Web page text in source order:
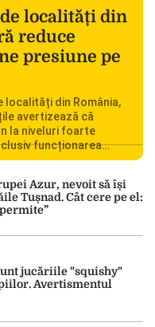
localități din
reduce
presiune pe
localități din România,
avertizează că
la niveluri foarte
funcționarea
România se confruntă
din punct de vedere
Azur, nevoit să își
Tușnad. Cât cere pe el:
jucăriile "squishy"
Avertismentul